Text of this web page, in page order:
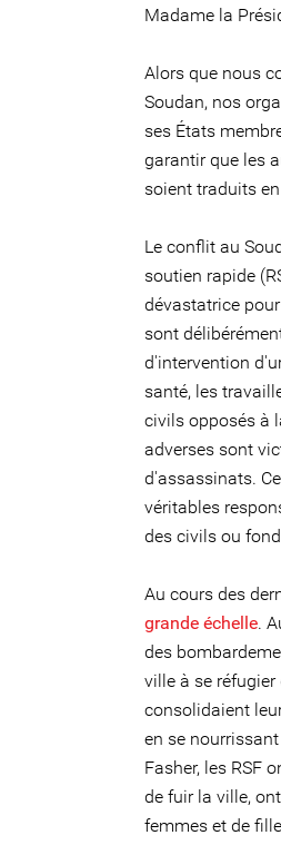
Madame la
Alors que nous
Soudan, nos
ses États
garantir que les
soient traduits
Le conflit au
soutien rapide
dévastatrice
sont
d'intervention
santé, les
civils opposés à
adverses sont
d'assassinats.
véritables
des civils ou
Au cours des
grande échelle.
des
ville à se
consolidaient
en se
Fasher, les RSF
de fuir la ville,
femmes et de